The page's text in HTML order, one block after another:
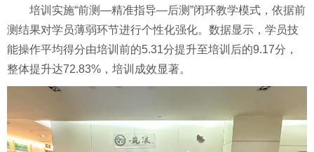
培训实施“前测—精准指导—后测”闭环教学模式，依据前
测结果对学员薄弱环节进行个性化强化。数据显示，学员技
能操作平均得分由培训前的5.31分提升至培训后的9.17分，
整体提升达72.83%，培训成效显著。